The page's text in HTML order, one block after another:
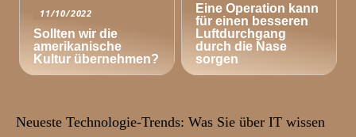
11/10/2022
Sollten wir die
amerikanische
Kultur übernehmen?
Eine Operation kann
für einen besseren
Luftdurchgang
durch die Nase
sorgen
Neueste Technologie-Trends: Was Sie über IT wissen